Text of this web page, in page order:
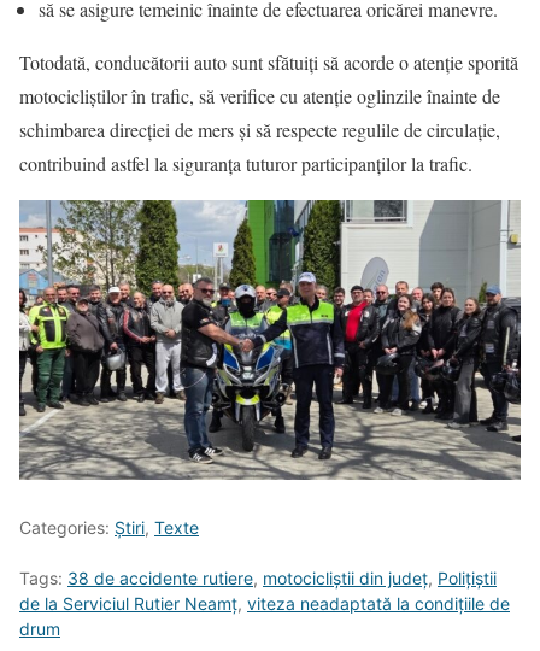
să se asigure temeinic înainte de efectuarea oricărei manevre.
Totodată, conducătorii auto sunt sfătuiți să acorde o atenție sporită
motocicliștilor în trafic, să verifice cu atenție oglinzile înainte de
schimbarea direcției de mers și să respecte regulile de circulație,
contribuind astfel la siguranța tuturor participanților la trafic.
Categories: Știri, Texte
Tags: 38 de accidente rutiere, motocicliștii din județ, Polițiștii
de la Serviciul Rutier Neamț, viteza neadaptată la condițiile de
drum